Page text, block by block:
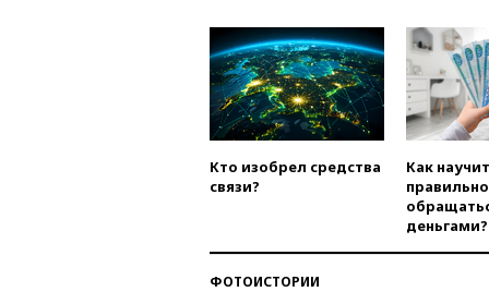
Кто изобрел средства
связи?
Как
правильно
деньгами?
ФОТОИСТОРИИ